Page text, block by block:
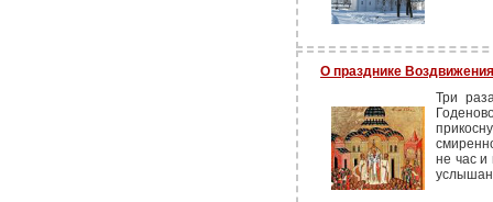
О празднике
Три
не час и